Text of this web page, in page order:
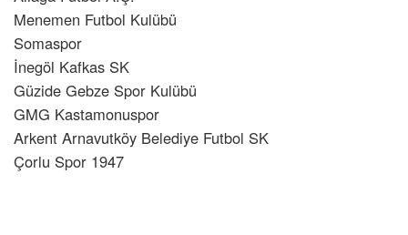
Menemen Futbol Kulübü
Somaspor
İnegöl Kafkas SK
Güzide Gebze Spor Kulübü
GMG Kastamonuspor
Arkent Arnavutköy Belediye Futbol SK
Çorlu Spor 1947